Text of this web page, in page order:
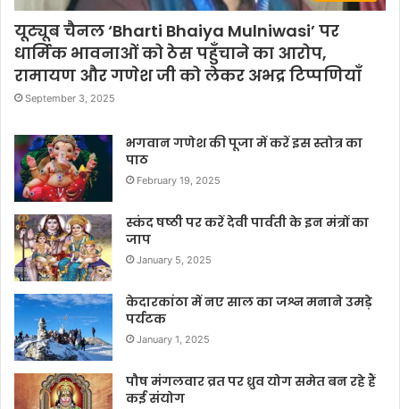
यूट्यूब चैनल ‘Bharti Bhaiya Mulniwasi’ पर
धार्मिक भावनाओं को ठेस पहुँचाने का आरोप,
रामायण और गणेश जी को लेकर अभद्र टिप्पणियाँ
September 3, 2025
भगवान गणेश की पूजा में करें इस स्तोत्र का
पाठ
February 19, 2025
स्कंद षष्ठी पर करें देवी पार्वती के इन मंत्रों का
जाप
January 5, 2025
केदारकांठा में नए साल का जश्न मनाने उमड़े
पर्यटक
January 1, 2025
पौष मंगलवार व्रत पर ध्रुव योग समेत बन रहे हैं
कई संयोग